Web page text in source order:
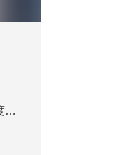
WFHX-68便携式红外辐射温度计技术要点及参数